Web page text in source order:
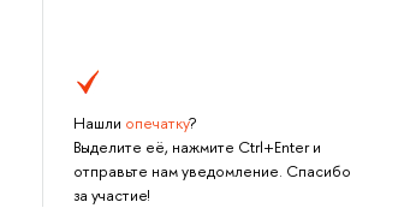
Нашли опечатку?
Выделите её, нажмите Ctrl+Enter и
отправьте нам уведомление. Спасибо
за участие!